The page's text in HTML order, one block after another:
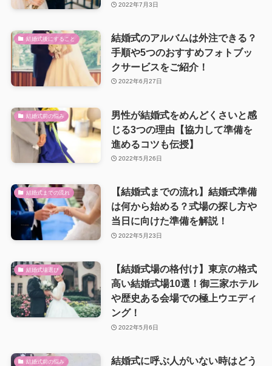
2022年7月3日
結婚式後にすること
結婚式のアルバムは外注できる？
手順や5つのおすすめフォトブッ
クサービスをご紹介！
2022年6月27日
結婚式前の悩み
男性が結婚式をめんどくさいと感
じる3つの理由【協力して準備を
進めるコツも伝授】
2022年5月26日
結婚式までの流れ
【結婚式までの流れ】結婚式準備
は何から始める？式場の探し方や
当日に向けた準備を解説！
2022年5月23日
結婚式場選び
【結婚式場の格付け】東京の格式
高い結婚式場10選！御三家ホテル
や歴史ある会場での極上ウエディ
ング！
2022年5月6日
結婚式前の悩み 結婚式に呼ぶ人がいない時はどう